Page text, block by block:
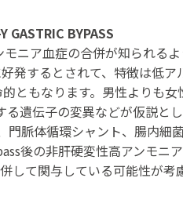
GASTRIC BYPASS
ニア血症の合併が知られる
発するとされて、特徴は低
ともなります。男性よりも
遺伝子の変異などが仮説と
脈体循環シャント、腸内
後の非肝硬変性高アンモ
て関与している可能性が考